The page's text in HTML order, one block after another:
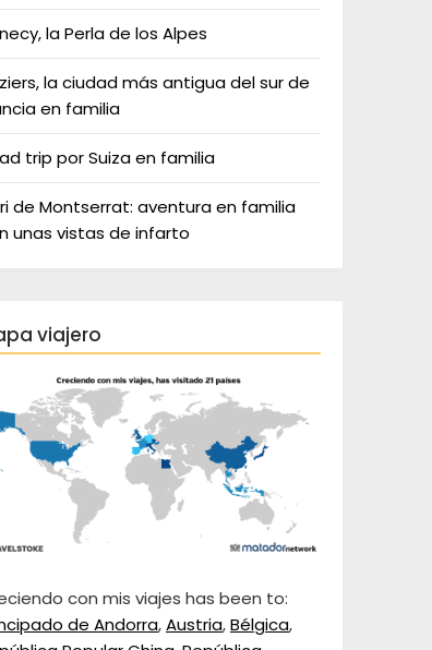
la Perla de los Alpes
la ciudad más antigua del sur de
en familia
trip por Suiza en familia
de Montserrat: aventura en familia
unas vistas de infarto
viajero
con mis viajes has been to:
de Andorra,Austria,Bélgica,